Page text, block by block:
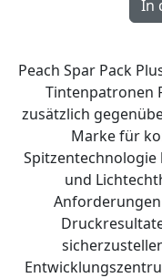
Peach Spar Pack
Tintenpatronen
zusätzlich
Marke für
und